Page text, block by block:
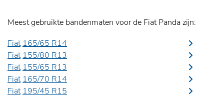
Meest gebruikte bandenmaten voor de Fiat Panda zijn:
Fiat 165/65 R14
Fiat 155/80 R13
Fiat 155/65 R13
Fiat 165/70 R14
Fiat 195/45 R15